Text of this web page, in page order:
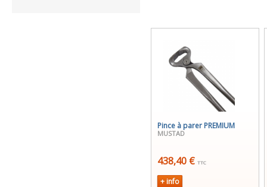
Pince à parer PREMIUM
MUSTAD
438,40 € TTC
+ info